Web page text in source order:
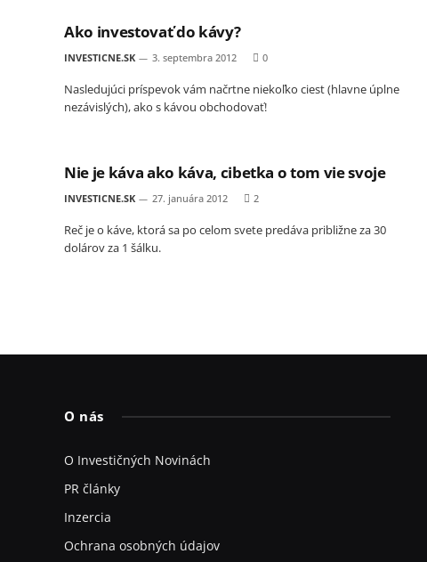
Ako investovať do kávy?
INVESTICNE.SK 3. septembra 2012 0
Nasledujúci príspevok vám načrtne niekoľko ciest (hlavne úplne
nezávislých), ako s kávou obchodovať!
Nie je káva ako káva, cibetka o tom vie svoje
INVESTICNE.SK 27. januára 2012 2
Reč je o káve, ktorá sa po celom svete predáva približne za 30
dolárov za 1 šálku.
O nás
O Investičných Novinách
PR články
Inzercia
Ochrana osobných údajov